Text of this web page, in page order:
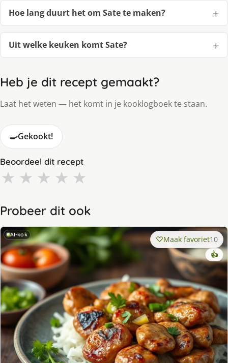
Hoe lang duurt het om Sate te maken?
Uit welke keuken komt Sate?
Heb je dit recept gemaakt?
Laat het weten — het komt in je kooklogboek te staan.
🍳Gekookt!
Beoordeel dit recept
★ ★ ★ ★ ★
Probeer dit ook
AI-kok Maak favoriet10
👍